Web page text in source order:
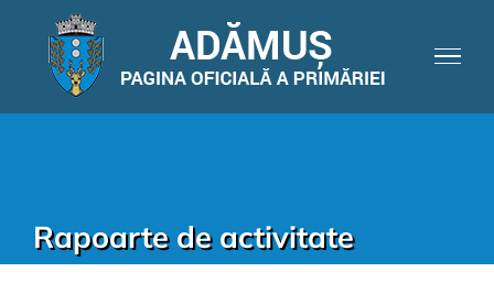
Rapoarte de activitate